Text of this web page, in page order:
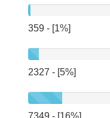
нет
359 - [1%]
2327 - [5%]
7349 - [16%]